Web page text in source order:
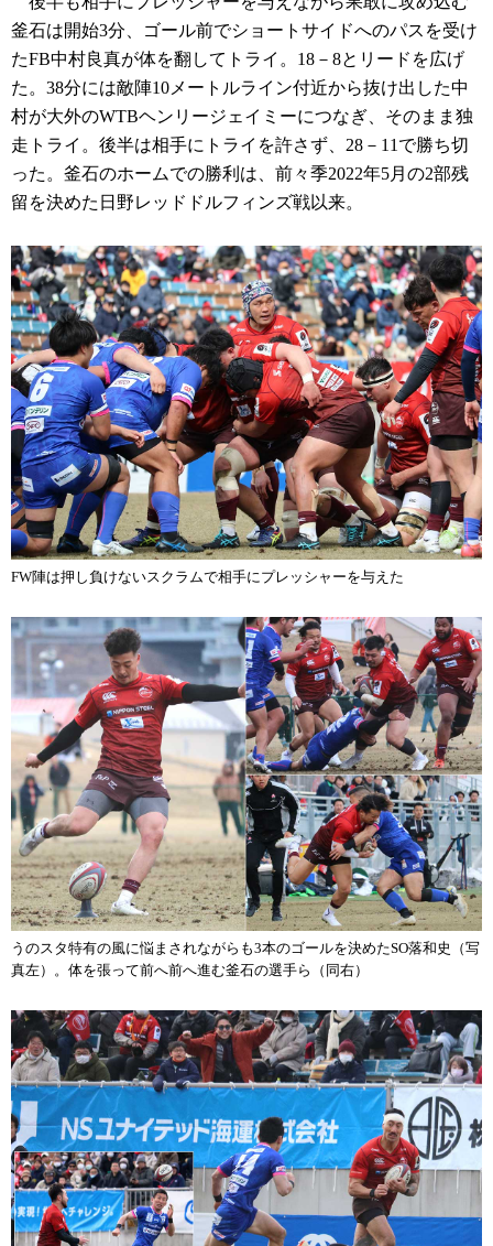
釜石は開始3分、ゴール前でショートサイドへのパスを受け
たFB中村良真が体を翻してトライ。18－8とリードを広げ
た。38分には敵陣10メートルライン付近から抜け出した中
村が大外のWTBヘンリージェイミーにつなぎ、そのまま独
走トライ。後半は相手にトライを許さず、28－11で勝ち切
った。釜石のホームでの勝利は、前々季2022年5月の2部残
留を決めた日野レッドドルフィンズ戦以来。
FW陣は押し負けないスクラムで相手にプレッシャーを与えた
うのスタ特有の風に悩まされながらも3本のゴールを決めたSO落和史（写
真左）。体を張って前へ前へ進む釜石の選手ら（同右）